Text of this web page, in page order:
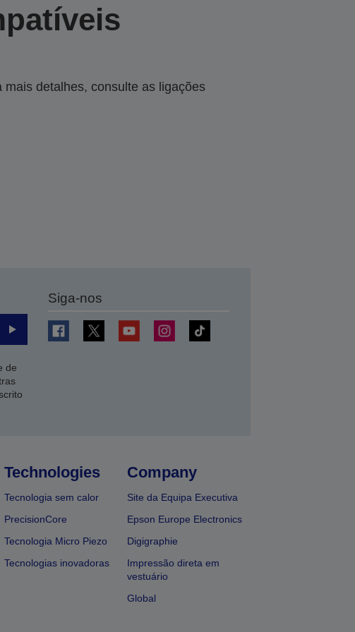
detalhes, consulte as ligações
Enviar
de
Siga-nos
Technologies
Tecnologia sem calor
PrecisionCore
Tecnologia Micro Piezo
Tecnologias inovadoras
Company
Site da Equipa Executiva
Epson Europe Electronics
Digigraphie
Impressão direta em
vestuário
Global